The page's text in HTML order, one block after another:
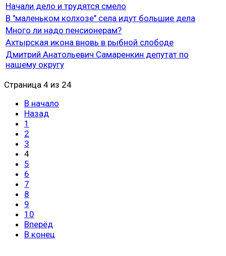
Начали дело и трудятся смело
В "маленьком колхозе" села идут большие дела
Много ли надо пенсионерам?
Ахтырская икона вновь в рыбной слободе
Дмитрий Анатольевич Самаренкин депутат по
нашему округу
Страница 4 из 24
В начало
Назад
1
2
3
4
5
6
7
8
9
10
Вперёд
В конец